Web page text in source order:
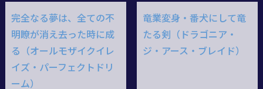
完全なる夢は、全ての不
明瞭が消え去った時に成
る（オールモザイクイレ
イズ・パーフェクトドリ
ーム）
竜業変身・番犬にして竜
たる剣（ドラゴニア・
ジ・アース・ブレイド）